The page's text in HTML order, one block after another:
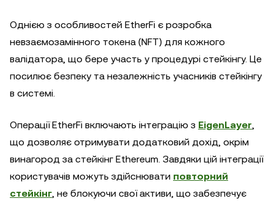
Однією з особливостей EtherFi є розробка
невзаємозамінного токена (NFT) для кожного
валідатора, що бере участь у процедурі стейкінгу. Це
посилює безпеку та незалежність учасників стейкінгу
в системі.
Операції EtherFi включають інтеграцію з EigenLayer,
що дозволяє отримувати додатковий дохід, окрім
винагород за стейкінг Ethereum. Завдяки цій інтеграції
користувачів можуть здійснювати повторний
стейкінг, не блокуючи свої активи, що забезпечує